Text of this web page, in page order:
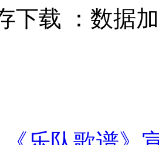
下载 ：数据